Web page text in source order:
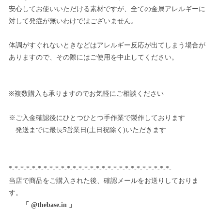
安心してお使いいただける素材ですが、全ての金属アレルギーに
対して発症が無いわけではございません。
体調がすぐれないときなどはアレルギー反応が出てしまう場合が
ありますので、その際にはご使用を中止してください。
※複数購入も承りますのでお気軽にご相談ください
※ご入金確認後にひとつひとつ手作業で製作しております
発送までに最長5営業日(土日祝除く)いただきます
*-*-*-*-*-*-*-*-*-*-*-*-*-*-*-*-*-*-*-*-*-*-*-*-*-*-*-*-
当店で商品をご購入された後、確認メールをお送りしておりま
す。
「 @thebase.in 」